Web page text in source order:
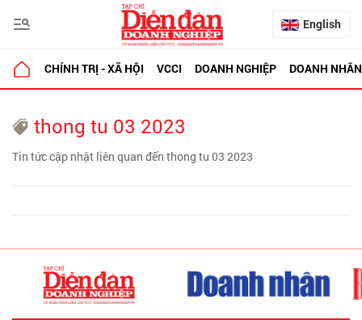
English
CHÍNH TRỊ - XÃ HỘI VCCI DOANH NGHIỆP DOANH NHÂN
thong tu 03 2023
Tin tức cập nhật liên quan đến thong tu 03 2023